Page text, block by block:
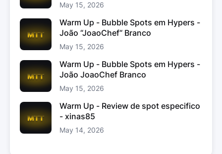
May 15, 2026
Warm Up - Bubble Spots em Hypers -
João “JoaoChef“ Branco
May 15, 2026
Warm Up - Bubble Spots em Hypers -
João JoaoChef Branco
May 15, 2026
Warm Up - Review de spot especifico
- xinas85
May 14, 2026